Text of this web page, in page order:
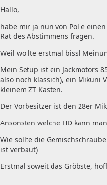
Hallo,
habe mir ja nun von Polle
Rat des Abstimmens fragen.
Weil wollte erstmal bissl
Mein Setup ist ein Jackmotors
also noch klassich), ein Mikuni
kleinem ZT Kasten.
Der Vorbesitzer ist den 28er
Ansonsten welche HD kann
Wie sollte die
ist verbaut)
Erstmal soweit das Gröbste,